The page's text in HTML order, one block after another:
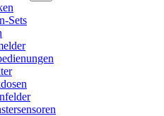
Sets